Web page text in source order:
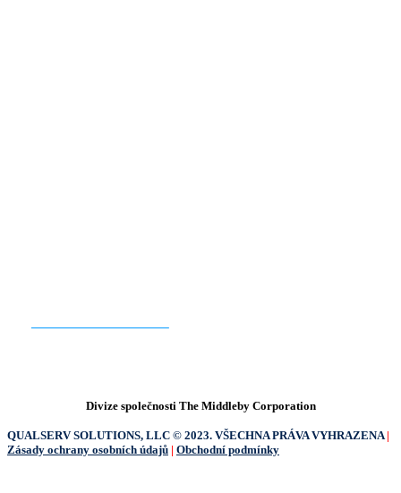
Divize společnosti The Middleby Corporation
QUALSERV SOLUTIONS, LLC © 2023. VŠECHNA PRÁVA VYHRAZENA |
Zásady ochrany osobních údajů | Obchodní podmínky